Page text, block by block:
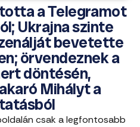
a Telegramot
Ukrajna szinte
bevetette
örvendeznek a
döntésén,
Mihályt a
csak a legfontosabb